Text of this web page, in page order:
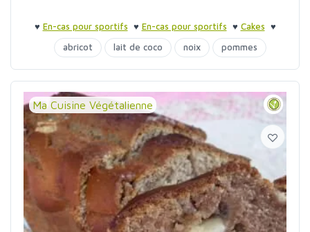
♥ En-cas pour sportifs ♥ En-cas pour sportifs ♥ Cakes ♥
Gâteaux aux fruits
abricot lait de coco noix pommes
purée amandes
Ma Cuisine Végétalienne